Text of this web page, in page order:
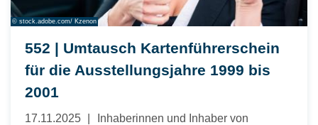
© stock.adobe.com/ Kzenon
552 | Umtausch Kartenführerschein
für die Ausstellungsjahre 1999 bis
2001
17.11.2025
Inhaberinnen und Inhaber von